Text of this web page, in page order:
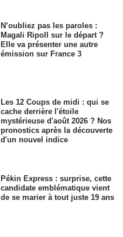
N’oubliez pas les paroles :
Magali Ripoll sur le départ ?
Elle va présenter une autre
émission sur France 3
Les 12 Coups de midi : qui se
cache derrière l'étoile
mystérieuse d'août 2026 ? Nos
pronostics après la découverte
d'un nouvel indice
Pékin Express : surprise, cette
candidate emblématique vient
de se marier à tout juste 19 ans